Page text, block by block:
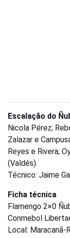
Escalação do
Nicola Pérez;
Zalazar e
Reyes e Rivera;
(Valdés).
Técnico: Jaime
Ficha técnica
Flamengo 2×0
Conmebol
Local: Maracanã-